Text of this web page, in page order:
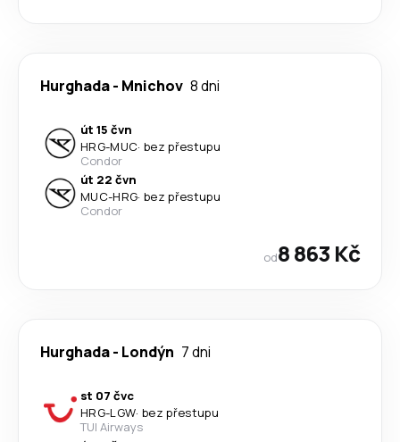
Hurghada- Mnichov 8 dni
út 15 čvn
HRG-MUC· bez přestupu
Condor
út 22 čvn
MUC-HRG· bez přestupu
Condor
od8 863 Kč
Hurghada- Londýn 7 dni
st 07 čvc
HRG-LGW· bez přestupu
TUI Airways